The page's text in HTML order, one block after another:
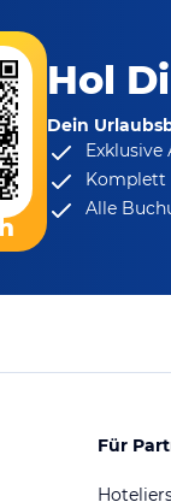
Hol
Dein
Exklusive
Komplett
Alle
Für